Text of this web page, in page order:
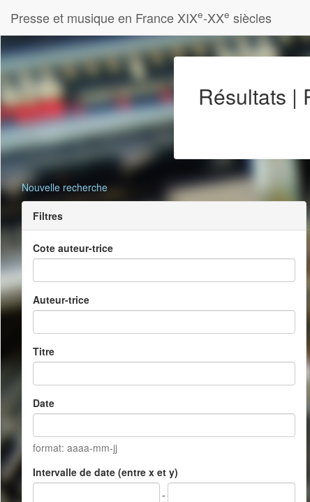
Presse et musique en France XIXe-XXe siècles
Résultats |
Nouvelle recherche
Filtres
Cote auteur-trice
Auteur-trice
Titre
Date
format: aaaa-mm-jj
Intervalle de date (entre x et y)
-